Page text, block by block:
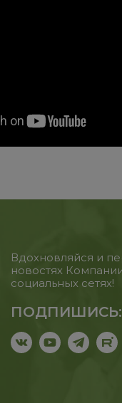
Вдохновляйся и
новостях
социальных сетях!
ПОДПИШИСЬ: